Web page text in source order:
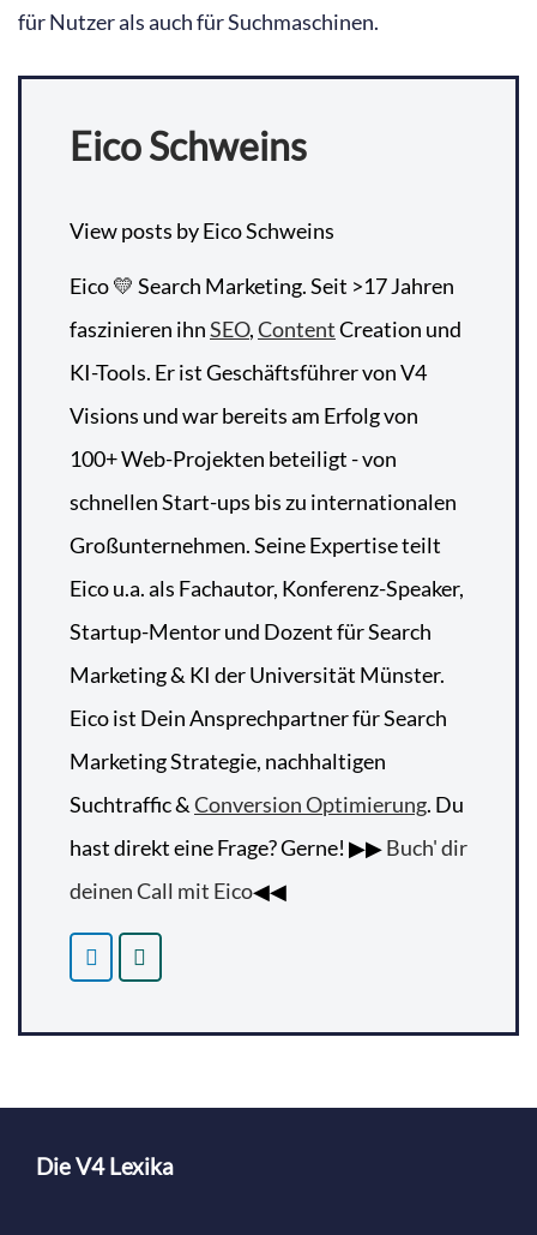
für Nutzer als auch für Suchmaschinen.
Eico Schweins
View posts by Eico Schweins
Eico 💛 Search Marketing. Seit >17 Jahren
faszinieren ihnSEO,ContentCreation und
KI-Tools. Er ist Geschäftsführer von V4
Visions und war bereits am Erfolg von
100+ Web-Projekten beteiligt - von
schnellen Start-ups bis zu internationalen
Großunternehmen. Seine Expertise teilt
Eico u.a. als Fachautor, Konferenz-Speaker,
Startup-Mentor und Dozent für Search
Marketing & KI der Universität Münster.
Eico ist Dein Ansprechpartner für Search
Marketing Strategie, nachhaltigen
Suchtraffic &Conversion Optimierung. Du
hast direkt eine Frage? Gerne! ▶▶Buch' dir
deinen Call mit Eico◀◀
Die V4 Lexika